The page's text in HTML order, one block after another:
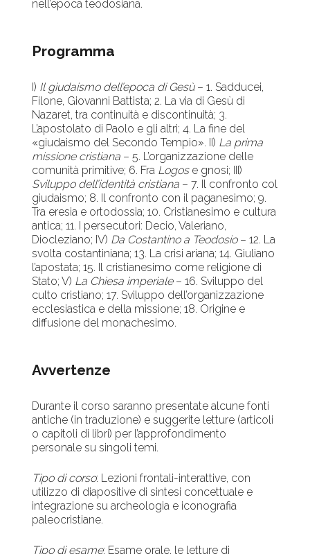
nell’epoca teodosiana.
Programma
I) Il giudaismo dell’epoca di Gesù– 1. Sadducei,
Filone, Giovanni Battista; 2. La via di Gesù di
Nazaret, tra continuità e discontinuità; 3.
L’apostolato di Paolo e gli altri; 4. La fine del
«giudaismo del Secondo Tempio». II) La prima
missione cristiana – 5. L’organizzazione delle
comunità primitive; 6. Fra Logose gnosi; III)
Sviluppo dell’identità cristiana – 7. Il confronto col
giudaismo; 8. Il confronto con il paganesimo; 9.
Tra eresia e ortodossia; 10. Cristianesimo e cultura
antica; 11. I persecutori: Decio, Valeriano,
Diocleziano; IV) Da Costantino a Teodosio– 12. La
svolta costantiniana; 13. La crisi ariana; 14. Giuliano
l’apostata; 15. Il cristianesimo come religione di
Stato; V) La Chiesa imperiale– 16. Sviluppo del
culto cristiano; 17. Sviluppo dell’organizzazione
ecclesiastica e della missione; 18. Origine e
diffusione del monachesimo.
Avvertenze
Durante il corso saranno presentate alcune fonti
antiche (in traduzione) e suggerite letture (articoli
o capitoli di libri) per l’approfondimento
personale su singoli temi.
Tipo di corso: Lezioni frontali-interattive, con
utilizzo di diapositive di sintesi concettuale e
integrazione su archeologia e iconografia
paleocristiane.
Tipo di esame: Esame orale, le letture di